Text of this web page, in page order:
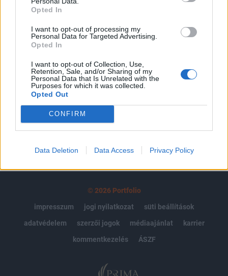
Opted In
I want to opt-out of processing my
Personal Data for Targeted Advertising.
Opted In
I want to opt-out of Collection, Use,
Retention, Sale, and/or Sharing of my
Personal Data that Is Unrelated with the
Purposes for which it was collected.
Opted Out
CONFIRM
Data Deletion Data Access Privacy Policy
Az előfizetés a következőket tartalmazza:
Kötéslisták: BÉT elmúlt 2 év napon belüli
kötéslistái
Előfizetés
MÁR ELŐFIZETŐNK VAGY?
© 2026 Portfolio
impresszum
jogi nyilatkozat
süti beállítások
adatvédelem
szerzői jogok médiaajánlat
karrier
kommentkezelés
ÁSZF